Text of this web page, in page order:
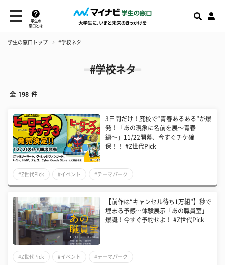
学生の
窓口とは
学生の窓口トップ #学校ネタ
#学校ネタ
全 198 件
3日間だけ！廃校で“青春あるある”が爆
発！「あの現象に名前を展〜青春
編〜」11/22開幕、今すぐチケ確
保！！ #Z世代Pick
#Z世代Pick #イベント #テーマパーク
【前作は“キャンセル待ち1万組”】秒で
埋まる予感…体験展示「あの職員室」
爆誕！今すぐ予約せよ！ #Z世代Pick
#Z世代Pick #イベント #テーマパーク